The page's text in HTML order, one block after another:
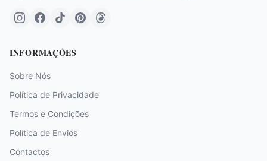
INFORMAÇÕES
Sobre Nós
Política de Privacidade
Termos e Condições
Política de Envios
Contactos